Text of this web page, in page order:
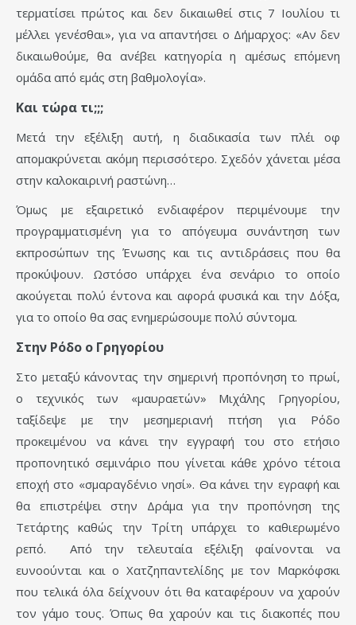
τερματίσει πρώτος και δεν δικαιωθεί στις 7 Ιουλίου τι
μέλλει γενέσθαι», για να απαντήσει ο Δήμαρχος: «Αν δεν
δικαιωθούμε, θα ανέβει κατηγορία η αμέσως επόμενη
ομάδα από εμάς στη βαθμολογία».
Και τώρα τι;;;
Μετά την εξέλιξη αυτή, η διαδικασία των πλέι οφ
απομακρύνεται ακόμη περισσότερο. Σχεδόν χάνεται μέσα
στην καλοκαιρινή ραστώνη…
Όμως με εξαιρετικό ενδιαφέρον περιμένουμε την
προγραμματισμένη για το απόγευμα συνάντηση των
εκπροσώπων της Ένωσης και τις αντιδράσεις που θα
προκύψουν. Ωστόσο υπάρχει ένα σενάριο το οποίο
ακούγεται πολύ έντονα και αφορά φυσικά και την Δόξα,
για το οποίο θα σας ενημερώσουμε πολύ σύντομα.
Στην Ρόδο ο Γρηγορίου
Στο μεταξύ κάνοντας την σημερινή προπόνηση το πρωί,
ο τεχνικός των «μαυραετών» Μιχάλης Γρηγορίου,
ταξίδεψε με την μεσημεριανή πτήση για Ρόδο
προκειμένου να κάνει την εγγραφή του στο ετήσιο
προπονητικό σεμινάριο που γίνεται κάθε χρόνο τέτοια
εποχή στο «σμαραγδένιο νησί». Θα κάνει την εγραφή και
θα επιστρέψει στην Δράμα για την προπόνηση της
Τετάρτης καθώς την Τρίτη υπάρχει το καθιερωμένο
ρεπό. Από την τελευταία εξέλιξη φαίνονται να
ευνοούνται και ο Χατζηπαντελίδης με τον Μαρκόφσκι
που τελικά όλα δείχνουν ότι θα καταφέρουν να χαρούν
τον γάμο τους. Όπως θα χαρούν και τις διακοπές που